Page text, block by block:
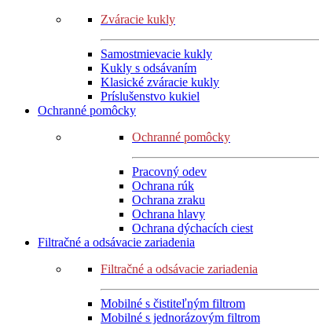
Zváracie kukly
Samostmievacie kukly
Kukly s odsávaním
Klasické zváracie kukly
Príslušenstvo kukiel
Ochranné pomôcky
Ochranné pomôcky
Pracovný odev
Ochrana rúk
Ochrana zraku
Ochrana hlavy
Ochrana dýchacích ciest
Filtračné a odsávacie zariadenia
Filtračné a odsávacie zariadenia
Mobilné s čistiteľným filtrom
Mobilné s jednorázovým filtrom